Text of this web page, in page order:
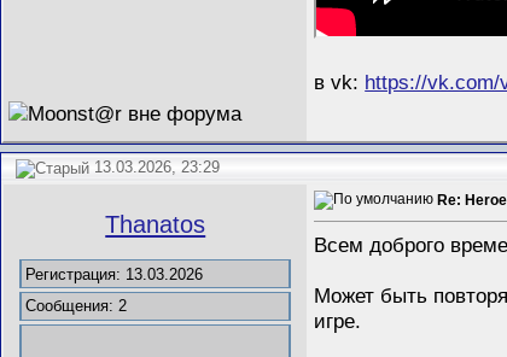
в vk: https://vk.com/
13.03.2026, 23:29
Thanatos
Регистрация: 13.03.2026
Сообщения: 2
Re:
Всем доброго
Может быть
игре.